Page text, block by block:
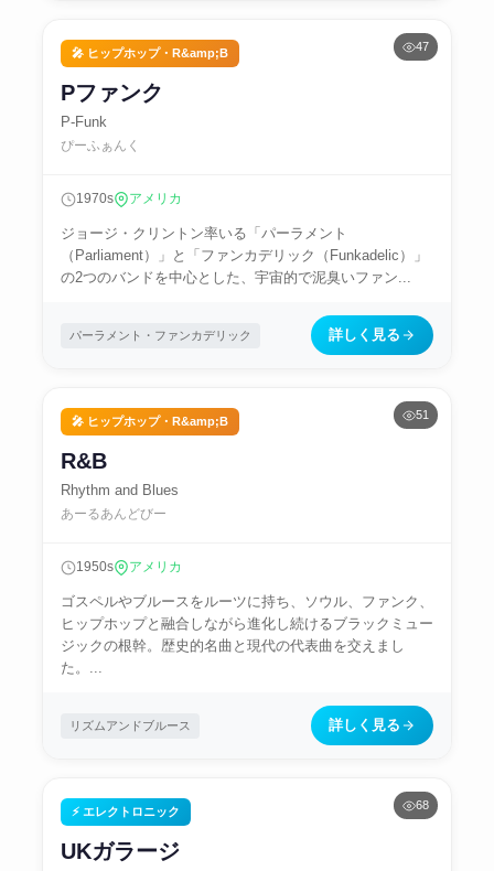
47
🎤 ヒップホップ・R&amp;B
Pファンク
P-Funk
ぴーふぁんく
1970s アメリカ
ジョージ・クリントン率いる「パーラメント
（Parliament）」と「ファンカデリック（Funkadelic）」
の2つのバンドを中心とした、宇宙的で泥臭いファン...
パーラメント・ファンカデリック 詳しく見る
51
🎤 ヒップホップ・R&amp;B
R&B
Rhythm and Blues
あーるあんどびー
1950s アメリカ
ゴスペルやブルースをルーツに持ち、ソウル、ファンク、
ヒップホップと融合しながら進化し続けるブラックミュー
ジックの根幹。歴史的名曲と現代の代表曲を交えまし
た。...
リズムアンドブルース 詳しく見る
68
⚡ エレクトロニック
UKガラージ